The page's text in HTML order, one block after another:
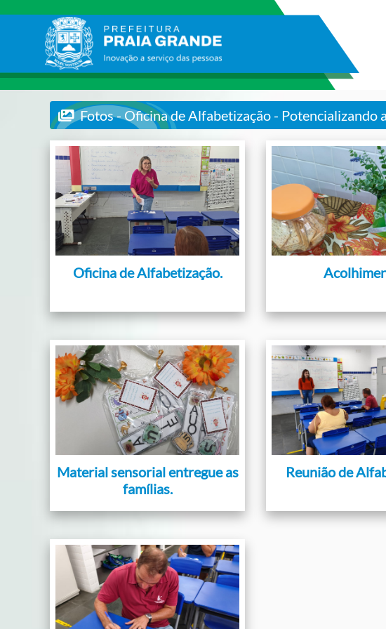
Fotos - Oficina de Alfabetização - Potencializando
Oficina de Alfabetização.
Material sensorial entregue as
famílias.
Reunião de